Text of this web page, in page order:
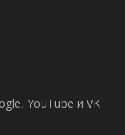
YouTube и VK